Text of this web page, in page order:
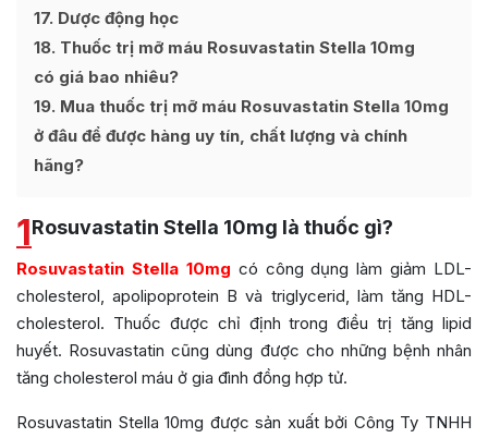
17 Dược động học
18 Thuốc trị mỡ máu Rosuvastatin Stella 10mg
có giá bao nhiêu?
19 Mua thuốc trị mỡ máu Rosuvastatin Stella 10mg
ở đâu để được hàng uy tín, chất lượng và chính
hãng?
1Rosuvastatin Stella 10mg là thuốc gì?
Rosuvastatin Stella 10mg có công dụng làm giảm LDL-
cholesterol, apolipoprotein B và triglycerid, làm tăng HDL-
cholesterol. Thuốc được chỉ định trong điều trị tăng lipid
huyết. Rosuvastatin cũng dùng được cho những bệnh nhân
tăng cholesterol máu ở gia đình đồng hợp tử.
Rosuvastatin Stella 10mg được sản xuất bởi Công Ty TNHH